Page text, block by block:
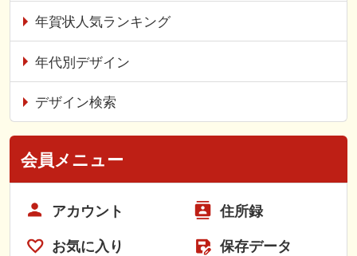
年賀状人気ランキング
年代別デザイン
デザイン検索
会員メニュー
アカウント 住所録
お気に入り 保存データ